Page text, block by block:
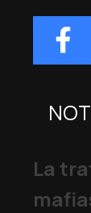
La